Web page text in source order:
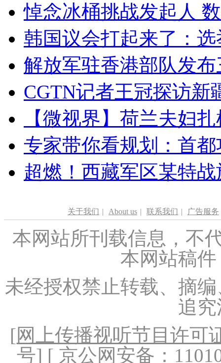
悼念冰桶挑战发起人
韩国议会打起来了：
解放军驻香港部队发
CGTN记者王冠探访新
【微视界】荷兰夫妇
专家带你看规划：首
超燃！西藏军区某特
关于我们 | About us | 联系我们 | 广告服务
本网站所刊载信息，不
本网站稿
未经授权禁止转载、摘
追
[网上传播视听节目许可
号] [ 京公网安备：